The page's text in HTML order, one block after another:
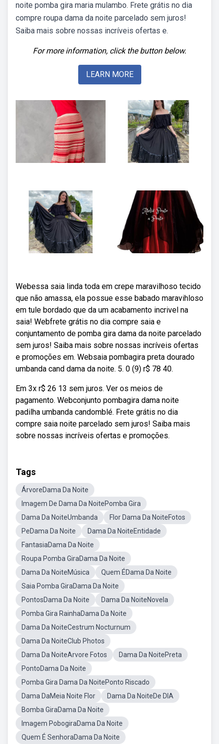
noite pomba gira maria mulambo. Frete grátis no dia
compre roupa dama da noite parcelado sem juros!
Saiba mais sobre nossas incríveis ofertas e.
For more information, click the button below.
LEARN MORE
Webessa saia linda toda em crepe maravilhoso tecido
que não amassa, ela possue esse babado maravihloso
em tule bordado que da um acabamento incrivel na
saia! Webfrete grátis no dia compre saia e
conjuntamento de pomba gira dama da noite parcelado
sem juros! Saiba mais sobre nossas incríveis ofertas
e promoções em. Websaia pombagira preta dourado
umbanda cand dama da noite. 5. 0 (9) r$ 78 40.
Em 3x r$ 26 13 sem juros. Ver os meios de
pagamento. Webconjunto pombagira dama noite
padilha umbanda candomblé. Frete grátis no dia
compre saia noite parcelado sem juros! Saiba mais
sobre nossas incríveis ofertas e promoções.
Tags
ÁrvoreDama Da Noite
Imagem De Dama Da NoitePomba Gira
Dama Da NoiteUmbanda
Flor Dama Da NoiteFotos
PeDama Da Noite
Dama Da NoiteEntidade
FantasiaDama Da Noite
Roupa Pomba GiraDama Da Noite
Dama Da NoiteMúsica
Quem ÉDama Da Noite
Saia Pomba GiraDama Da Noite
PontosDama Da Noite
Dama Da NoiteNovela
Pomba Gira RainhaDama Da Noite
Dama Da NoiteCestrum Nocturnum
Dama Da NoiteClub Photos
Dama Da NoiteArvore Fotos
Dama Da NoitePreta
PontoDama Da Noite
Pomba Gira Dama Da NoitePonto Riscado
Dama DaMeia Noite Flor
Dama Da NoiteDe DIA
Bomba GiraDama Da Noite
Imagem PobogiraDama Da Noite
Quem É SenhoraDama Da Noite